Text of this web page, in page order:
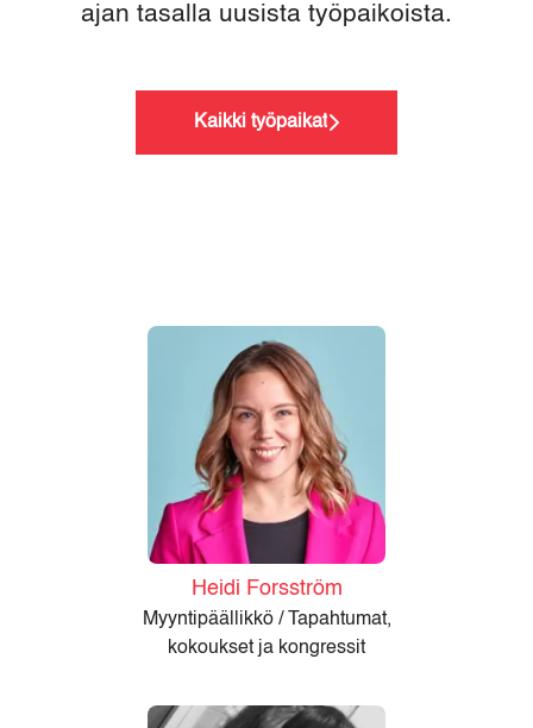
ajan tasalla uusista työpaikoista.
Kaikki työpaikat
Heidi Forsström
Myyntipäällikkö / Tapahtumat,
kokoukset ja kongressit